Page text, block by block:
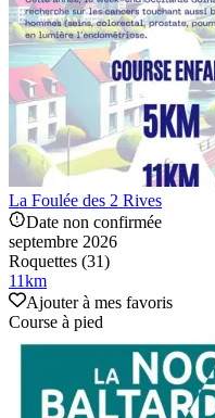
La Foulée des 2 Rives
Date non confirmée
septembre 2026
Roquettes (31)
11km
Ajouter à mes favoris
Course à pied